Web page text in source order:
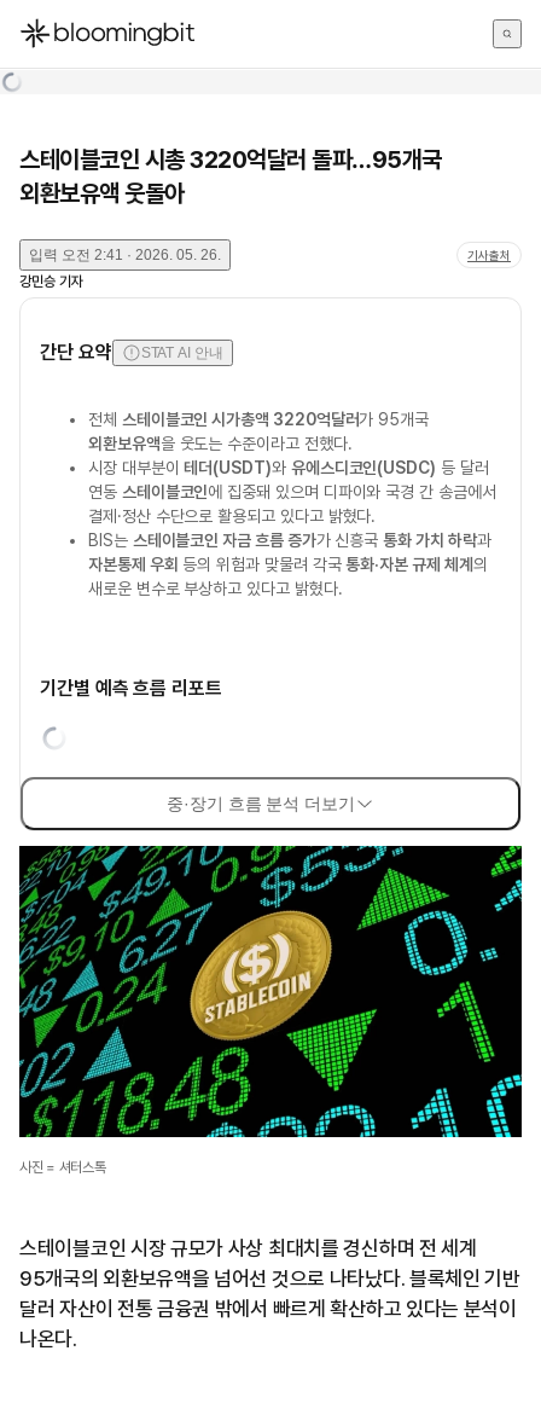
한국어
스테이블코인 시총 3220억달러 돌파…95개국
외환보유액 웃돌아
입력 오전 2:41 · 2026. 05. 26. 기사출처
강민승 기자
간단 요약 STAT AI 안내
전체 스테이블코인 시가총액 3220억달러가 95개국
외환보유액을 웃도는 수준이라고 전했다.
시장 대부분이테더(USDT)와 유에스디코인(USDC) 등 달러
연동 스테이블코인에 집중돼 있으며 디파이와 국경 간 송금에서
결제·정산 수단으로 활용되고 있다고 밝혔다.
BIS는 스테이블코인 자금 흐름 증가가 신흥국통화 가치 하락과
자본통제 우회 등의 위험과 맞물려 각국통화·자본 규제 체계 의
새로운 변수로 부상하고 있다고 밝혔다.
기간별 예측 흐름 리포트
중·장기 흐름 분석 더보기
사진 = 셔터스톡
스테이블코인 시장 규모가 사상 최대치를 경신하며 전 세계
95개국의 외환보유액을 넘어선 것으로 나타났다. 블록체인 기반
달러 자산이 전통 금융권 밖에서 빠르게 확산하고 있다는 분석이
나온다.